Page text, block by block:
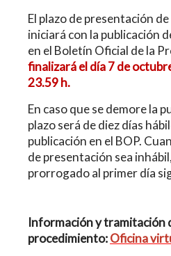
El plazo de presentación
iniciará con la publicación
en el Boletín Oficial de la
finalizará el día 7 de
23.59 h.
En caso que se demore la
plazo será de diez días
publicación en el BOP.
de presentación sea
prorrogado al primer día
Información y tramitación
procedimiento:Oficina